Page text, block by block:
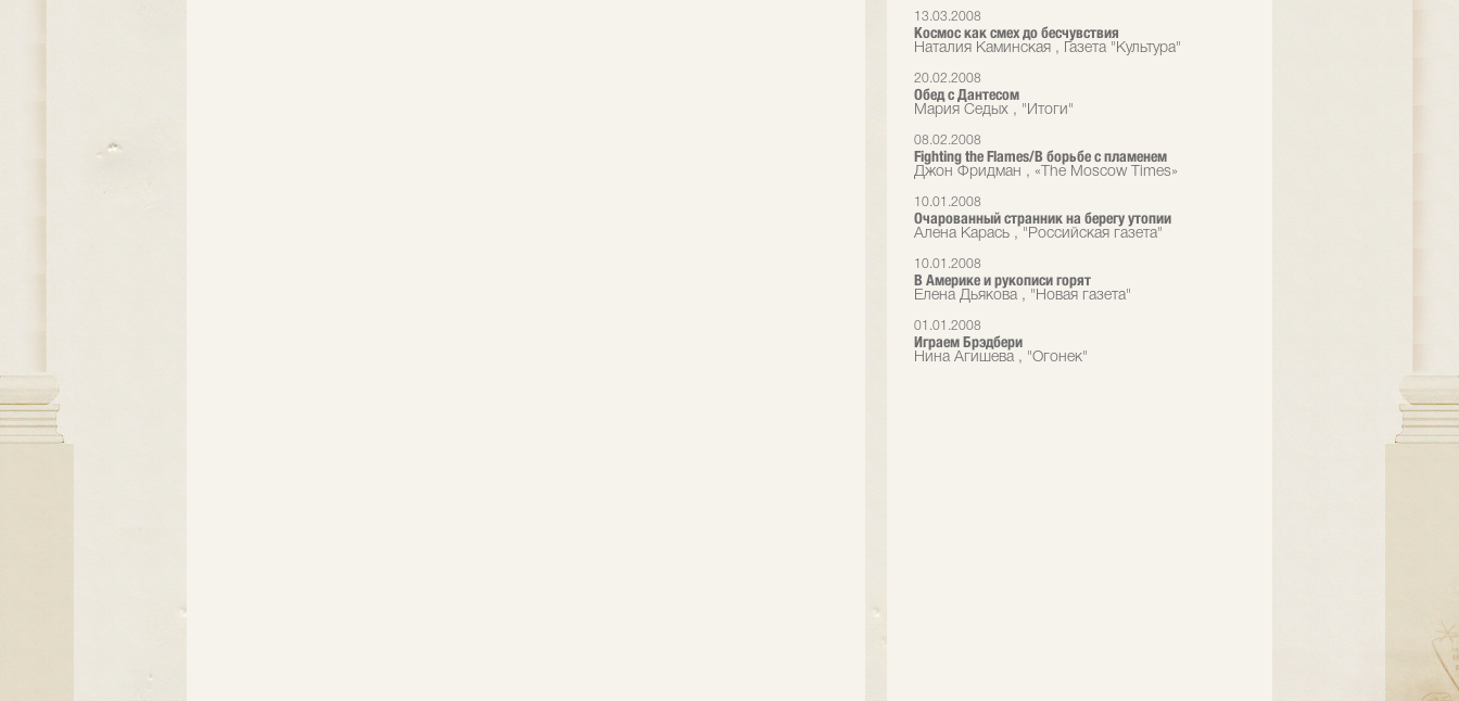
13.03.2008
Космос как смех до бесчувствия
Наталия Каминская , Газета "Культура"
20.02.2008
Обед с Дантесом
Мария Седых , "Итоги"
08.02.2008
Fighting the Flames/В борьбе с пламенем
Джон Фридман , «The Moscow Times»
10.01.2008
Очарованный странник на берегу утопии
Алена Карась , "Российская газета"
10.01.2008
В Америке и рукописи горят
Елена Дьякова , "Новая газета"
01.01.2008
Играем Брэдбери
Нина Агишева , "Огонек"